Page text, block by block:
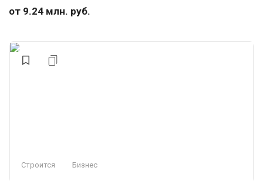
от 9.24 млн. руб.
Строится Бизнес